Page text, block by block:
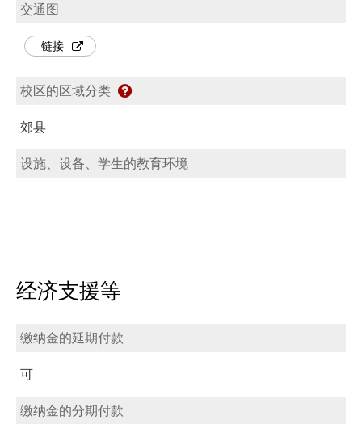
交通图
链接
校区的区域分类
郊县
设施、设备、学生的教育环境
经济支援等
缴纳金的延期付款
可
缴纳金的分期付款